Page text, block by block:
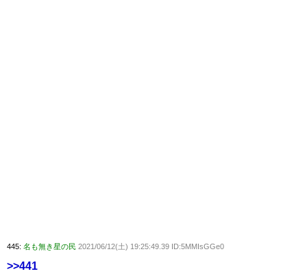
445: 名も無き星の民 2021/06/12(土) 19:25:49.39 ID:5MMIsGGe0
>>441